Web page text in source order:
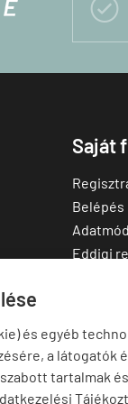
és egyéb
a látogatók
tartalmak

Saját
Belépés
Eddigi